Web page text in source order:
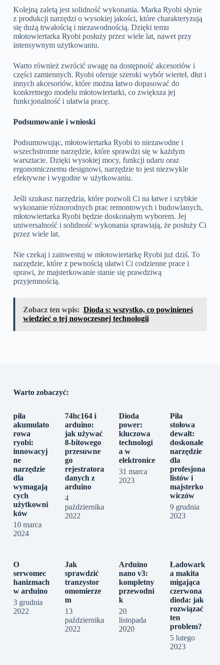
Kolejną zaletą jest solidność wykonania. Marka Ryobi słynie
z produkcji narzędzi o wysokiej jakości, które charakteryzują
się dużą trwałością i niezawodnością. Dzięki temu
młotowiertarka Ryobi posłuży przez wiele lat, nawet przy
intensywnym użytkowaniu.
Warto również zwrócić uwagę na dostępność akcesoriów i
części zamiennych. Ryobi oferuje szeroki wybór wierteł, dłut i
innych akcesoriów, które można łatwo dopasować do
konkretnego modelu młotowiertarki, co zwiększa jej
funkcjonalność i ułatwia pracę.
Podsumowanie i wnioski
Podsumowując, młotowiertarka Ryobi to niezawodne i
wszechstronne narzędzie, które sprawdzi się w każdym
warsztacie. Dzięki wysokiej mocy, funkcji udaru oraz
ergonomicznemu designowi, narzędzie to jest niezwykle
efektywne i wygodne w użytkowaniu.
Jeśli szukasz narzędzia, które pozwoli Ci na łatwe i szybkie
wykonanie różnorodnych prac remontowych i budowlanych,
młotowiertarka Ryobi będzie doskonałym wyborem. Jej
uniwersalność i solidność wykonania sprawiają, że posłuży Ci
przez wiele lat.
Nie czekaj i zainwestuj w młotowiertarkę Ryobi już dziś. To
narzędzie, które z pewnością ułatwi Ci codzienne prace i
sprawi, że majsterkowanie stanie się prawdziwą
przyjemnością.
Zobacz ten wpis: Dioda s: wszystko, co powinieneś
wiedzieć o tej nowoczesnej technologii
Warto zobaczyć:
piła
akumulato
rowa
ryobi:
innowacyj
ne
narzędzie
dla
wymagają
cych
użytkowni
ków
10 marca
2024
74hc164 i
arduino:
jak używać
8-bitowego
przesuwne
go
rejestratora
danych z
arduino
4
października
2022
Dioda
power:
kluczowa
technologi
a w
elektronice
31 marca
2023
Piła
stołowa
dewalt:
doskonałe
narzędzie
dla
profesjona
listów i
majsterko
wiczów
9 grudnia
2023
O
serwomec
hanizmach
w arduino
3 grudnia
2022
Jak
sprawdzić
tranzystor
omomierze
m
13
października
2022
Arduino
nano v3:
kompletny
przewodni
k
20
listopada
2020
Ładowark
a makita
migająca
czerwona
dioda: jak
rozwiązać
ten
problem?
5 lutego
2023